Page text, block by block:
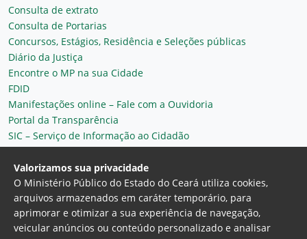
Consulta de extrato
Consulta de Portarias
Concursos, Estágios, Residência e Seleções públicas
Diário da Justiça
Encontre o MP na sua Cidade
FDID
Manifestações online – Fale com a Ouvidoria
Portal da Transparência
SIC – Serviço de Informação ao Cidadão
Plantão MP do Ceará
Secretaria Geral
Valorizamos sua privacidade
O Ministério Público do Estado do Ceará utiliza cookies,
arquivos armazenados em caráter temporário, para
aprimorar e otimizar a sua experiência de navegação,
veicular anúncios ou conteúdo personalizado e analisar